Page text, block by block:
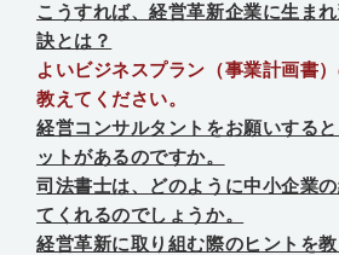
こうすれば、経営革新企業に生ま
訣とは？
よいビジネスプラン（事業計画書
教えてください。
経営コンサルタントをお願いする
ットがあるのですか。
司法書士は、どのように中小企業
てくれるのでしょうか。
経営革新に取り組む際のヒントを教